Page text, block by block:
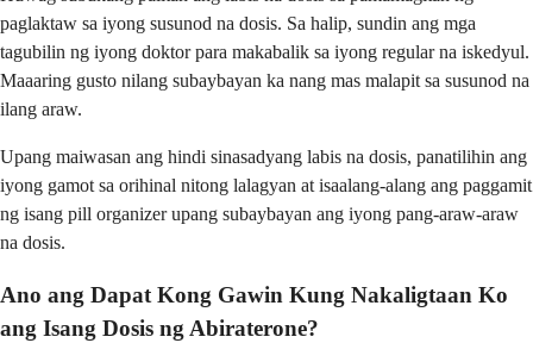
paglaktaw sa iyong susunod na dosis. Sa halip, sundin ang mga
tagubilin ng iyong doktor para makabalik sa iyong regular na iskedyul.
Maaaring gusto nilang subaybayan ka nang mas malapit sa susunod na
ilang araw.
Upang maiwasan ang hindi sinasadyang labis na dosis, panatilihin ang
iyong gamot sa orihinal nitong lalagyan at isaalang-alang ang paggamit
ng isang pill organizer upang subaybayan ang iyong pang-araw-araw
na dosis.
Ano ang Dapat Kong Gawin Kung Nakaligtaan Ko
ang Isang Dosis ng Abiraterone?